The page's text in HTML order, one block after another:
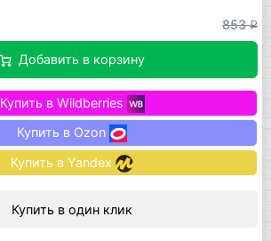
853q
Добавить в корзину
Купить в Wildberries
Купить в Ozon
Купить в Yandex
Купить в один клик